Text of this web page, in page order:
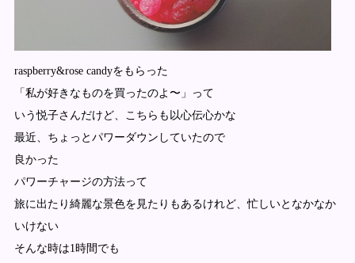
raspberry&rose candyをもらった
「私が好きなものを買ったのよ〜」って
いう悦子さんだけど、こちらも以心伝心かな
最近、ちょっとパワーダウンしていたので
良かった
パワーチャージの方法って
旅に出たり綺麗な景色を見たりもあるけれど、忙しいとなかなか
いけない
そんな時は1時間でも